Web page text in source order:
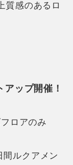
ップ開催！
ロアのみ
間ルクアメン